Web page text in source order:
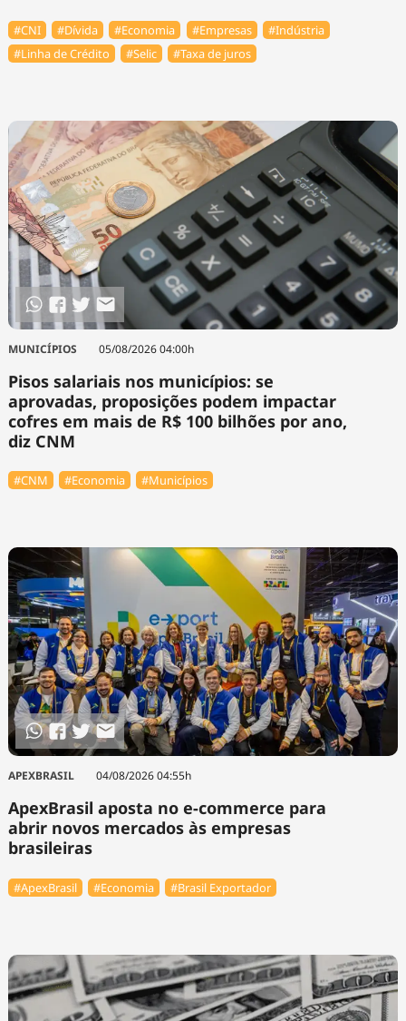
#CNI #Dívida #Economia #Empresas
#Indústria
#Linha de Crédito
#Selic #Taxa de juros
MUNICÍPIOS 05/08/2026 04:00h
Pisos salariais nos municípios: se
aprovadas, proposições podem impactar
cofres em mais de R$ 100 bilhões por ano,
diz CNM
#CNM #Economia #Municípios
APEXBRASIL 04/08/2026 04:55h
ApexBrasil aposta no e-commerce para
abrir novos mercados às empresas
brasileiras
#ApexBrasil #Economia #Brasil Exportador